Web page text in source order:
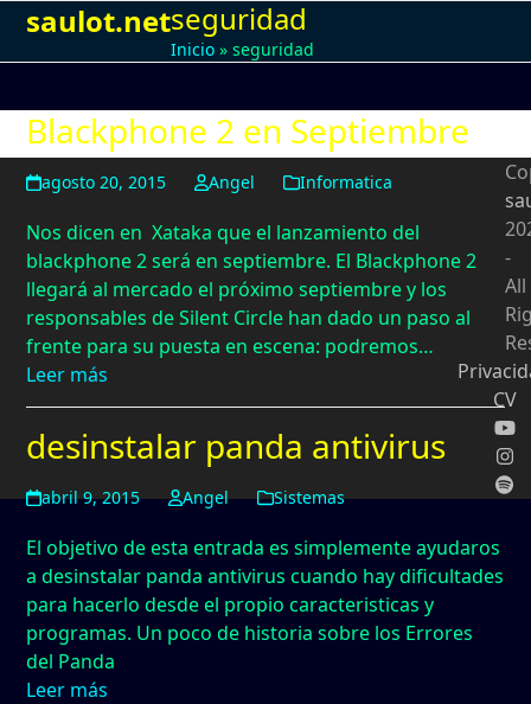
Skip
content
saulot.net
Open
mobile
Close
mobile
seguridad
Inicio »seguridad
Blackphone 2 en Septiembre
agosto 20, 2015 Angel Informatica
Nos dicen en Xataka que el lanzamiento del
blackphone 2 será en septiembre. El Blackphone 2
llegará al mercado el próximo septiembre y los
responsables de Silent Circle han dado un paso al
frente para su puesta en escena: podremos…
Leer más
desinstalar panda antivirus
abril 9, 2015 Angel Sistemas
El objetivo de esta entrada es simplemente ayudaros
a desinstalar panda antivirus cuando hay dificultades
para hacerlo desde el propio caracteristicas y
programas. Un poco de historia sobre los Errores
del Panda
Leer más
-
All
CV